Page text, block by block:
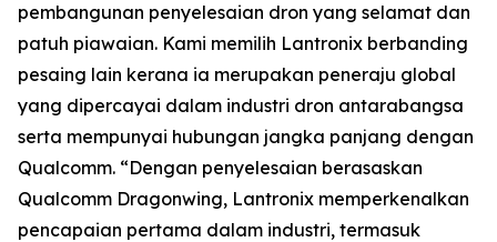
pembangunan penyelesaian dron yang selamat dan
patuh piawaian. Kami memilih Lantronix berbanding
pesaing lain kerana ia merupakan peneraju global
yang dipercayai dalam industri dron antarabangsa
serta mempunyai hubungan jangka panjang dengan
Qualcomm. “Dengan penyelesaian berasaskan
Qualcomm Dragonwing, Lantronix memperkenalkan
pencapaian pertama dalam industri, termasuk